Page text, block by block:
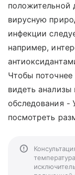
положительной
вирусную
инфекции
например,
Чтобы поточнее
видеть
обследования
посмотреть